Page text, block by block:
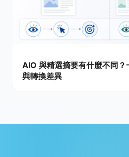
AIO 與精選摘要有什麼不同
與轉換差異